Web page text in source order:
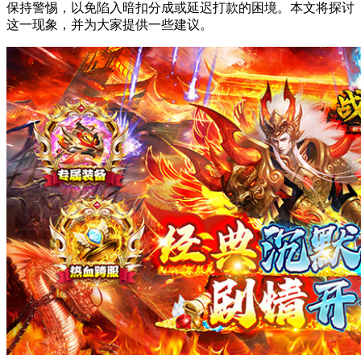
保持警惕，以免陷入暗扣分成或延迟打款的困境。本文将探讨
这一现象，并为大家提供一些建议。